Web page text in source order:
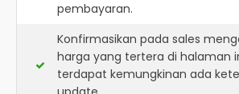
pembayaran.
Konfirmasikan pada sales
harga yang tertera di halaman
terdapat kemungkinan ada